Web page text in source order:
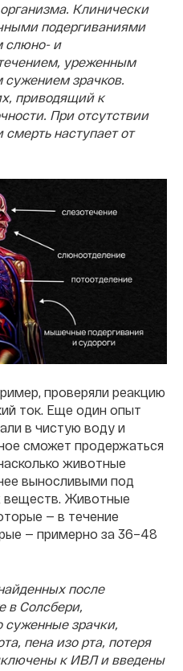
Клинически
подергиваниями
слюно- и
уреженным
зрачков.
приводящий к
При отсутствии
наступает от
проверяли реакцию
ток. Еще один опыт
в чистую воду и
сможет продержаться
животные
выносливыми под
веществ. Животные
— в течение
— примерно за 36–48
после
в Солсбери,
суженные зрачки,
пена изо рта, потеря
к ИВЛ и введены